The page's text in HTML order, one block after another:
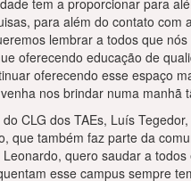
para além do contato com
lembrar a todos que
oferecendo educação de
oferecendo esse espaço
nos brindar numa manhã
CLG dos TAEs, Luís
que também faz parte da
quero saudar a
esse campus sempre